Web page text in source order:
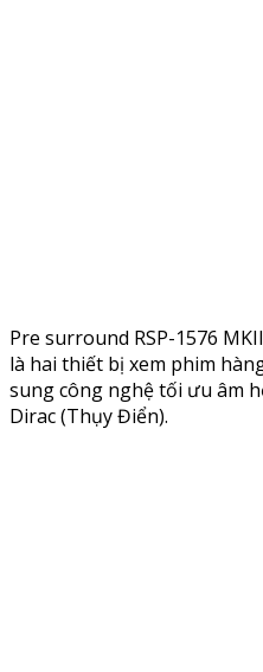
Pre surround RSP-1576
là hai thiết bị xem phim
sung công nghệ tối ưu âm
Dirac (Thụy Điển).